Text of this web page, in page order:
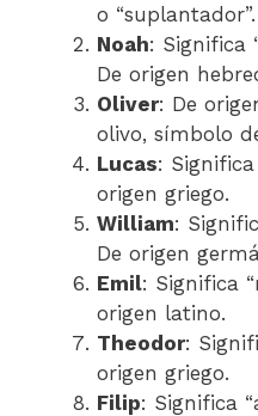
o
Noah: Significa
De origen
Oliver: De
olivo, símbolo
Lucas:
origen griego.
William:
De origen
Emil: Significa
origen latino.
Theodor:
origen griego.
Filip: Significa